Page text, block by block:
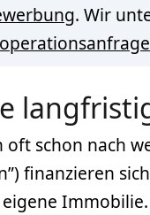
. Wir
schon nach
finanzieren
Immobilie.